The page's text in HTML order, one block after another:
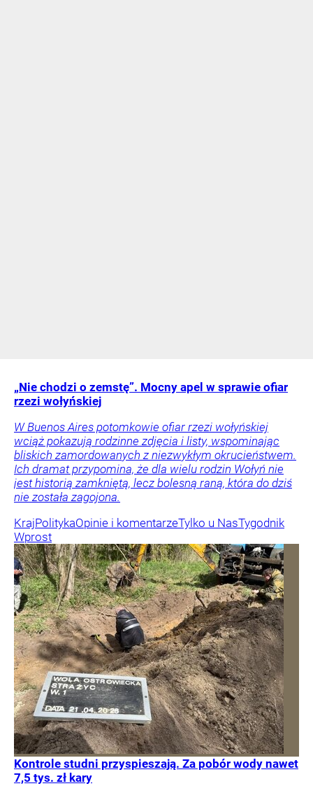
„Nie chodzi o zemstę”. Mocny apel w sprawie ofiar
rzezi wołyńskiej
W Buenos Aires potomkowie ofiar rzezi wołyńskiej
wciąż pokazują rodzinne zdjęcia i listy, wspominając
bliskich zamordowanych z niezwykłym okrucieństwem.
Ich dramat przypomina, że dla wielu rodzin Wołyń nie
jest historią zamkniętą, lecz bolesną raną, która do dziś
nie została zagojona.
KrajPolitykaOpinie i komentarzeTylko u NasTygodnik
Wprost
Kontrole studni przyspieszają. Za pobór wody nawet
7,5 tys. zł kary